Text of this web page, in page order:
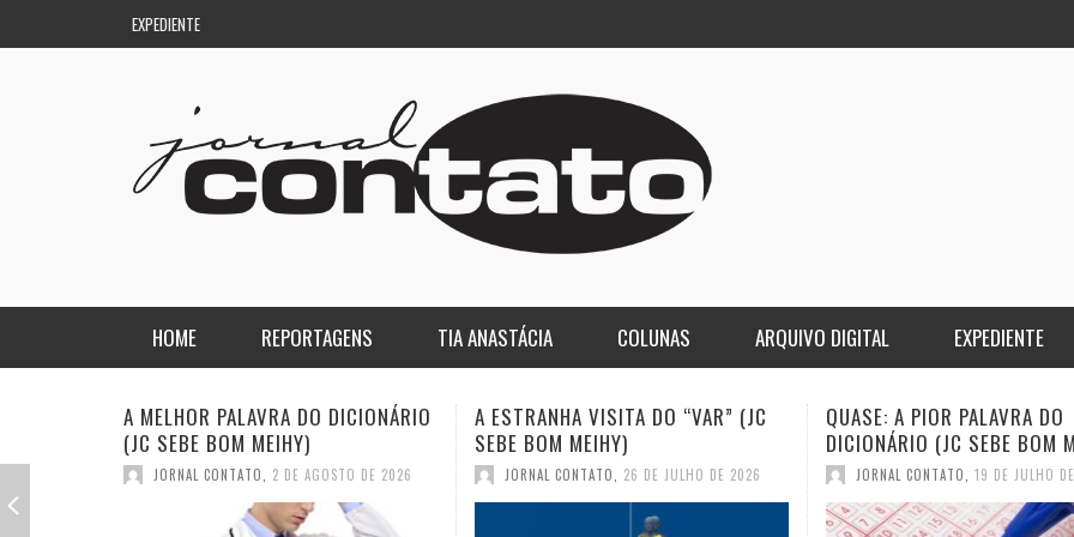
EXPEDIENTE
HOME REPORTAGENS
REGIONAL
TIA ANASTÁCIA COLUNAS
DE PASSAGEM
ARQUIVO DIGITAL EXPEDIENTE
A ESTRANHA VISITA DO “VAR” (JC
SEBE BOM MEIHY)
JORNAL CONTATO 26 DE JULHO DE 2026
QUASE: A PIOR PALAVRA DO
DICIONÁRIO (JC SEBE BOM MEIHY)
JORNAL CONTATO 19 DE JULHO DE 2026
A DEMOCRACIA
GASPARI)
JORNAL CONTATO 12 DE JULHO